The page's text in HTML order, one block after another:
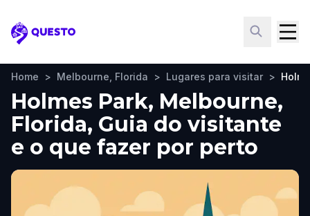
Questo
Home > Melbourne, Florida > Lugares para visitar >
Holmes Park, Melbourne,
Florida, Guia do visitante
e o que fazer por perto